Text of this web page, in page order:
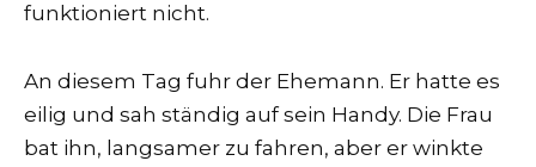
funktioniert nicht.
An diesem Tag fuhr der Ehemann. Er hatte es
eilig und sah ständig auf sein Handy. Die Frau
bat ihn, langsamer zu fahren, aber er winkte